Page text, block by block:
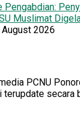
Pengabdian:
Muslimat
2026
PCNU
secara